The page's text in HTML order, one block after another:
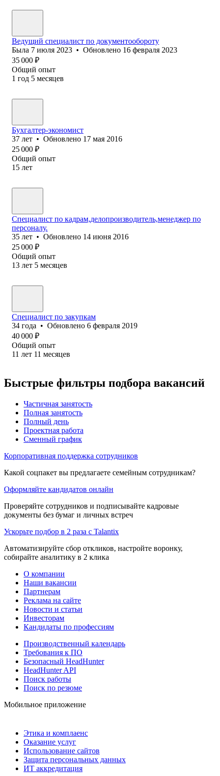
Ведущий специалист по документообороту
Была 7 июля 2023 • Обновлено 16 февраля 2023
35 000 ₽
Общий опыт
1 год 5 месяцев
Бухгалтер-экономист
37 лет • Обновлено 17 мая 2016
25 000 ₽
Общий опыт
15 лет
Специалист по кадрам,делопроизводитель,менеджер по
персоналу.
35 лет • Обновлено 14 июня 2016
25 000 ₽
Общий опыт
13 лет 5 месяцев
Специалист по закупкам
34 года • Обновлено 6 февраля 2019
40 000 ₽
Общий опыт
11 лет 11 месяцев
Быстрые фильтры подбора вакансий
Частичная занятость
Полная занятость
Полный день
Проектная работа
Сменный график
Корпоративная поддержка сотрудников
Какой соцпакет вы предлагаете семейным сотрудникам?
Оформляйте кандидатов онлайн
Проверяйте сотрудников и подписывайте кадровые
документы без бумаг и личных встреч
Ускорьте подбор в 2 раза с Talantix
Автоматизируйте сбор откликов, настройте воронку,
собирайте аналитику в 2 клика
О компании
Наши вакансии
Партнерам
Реклама на сайте
Новости и статьи
Инвесторам
Кандидаты по профессиям
Производственный календарь
Требования к ПО
Безопасный HeadHunter
HeadHunter API
Поиск работы
Поиск по резюме
Мобильное приложение
Этика и комплаенс
Оказание услуг
Использование сайтов
Защита персональных данных
ИТ аккредитация